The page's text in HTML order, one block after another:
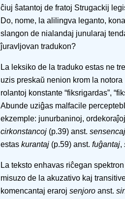
ĉiuj ŝatantoj de fratoj Strugackij
Do, nome, la alilingva leganto,
slangon de nialandaj junularaj
ĵuravljovan tradukon?
La leksiko de la traduko estas ne
uzis preskaŭ nenion krom la
rolantoj konstante “fiksrigardas”,
Abunde uziĝas malfacile
ekzemple: junurbaninoj,
cirkonstancoj (p.39) anst.
estas kurantaj (p.59) anst. fuĝantaj,
La teksto enhavas riĉegan
misuzo de la akuzativo kaj
komencantaj eraroj senjoro anst.